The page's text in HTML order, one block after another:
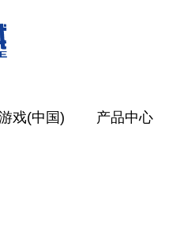
戏(中国) 产品中心